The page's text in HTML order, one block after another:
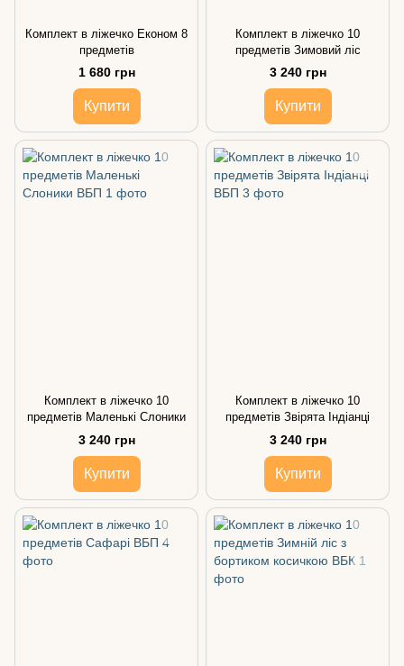
Комплект в ліжечко Економ 8
предметів
1 680 грн
Купити
Комплект в ліжечко 10
предметів Зимовий ліс
3 240 грн
Купити
Комплект в ліжечко 10
предметів Маленькі Слоники
3 240 грн
Купити
Комплект в ліжечко 10
предметів Звірята Індіанці
3 240 грн
Купити